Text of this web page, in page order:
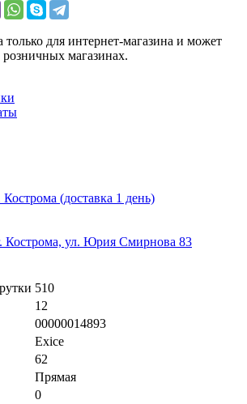
только для интернет-магазина и может
розничных магазинах.
(доставка 1 день)
Кострома, ул. Юрия Смирнова 83
510
12
00000014893
Exice
62
Прямая
0